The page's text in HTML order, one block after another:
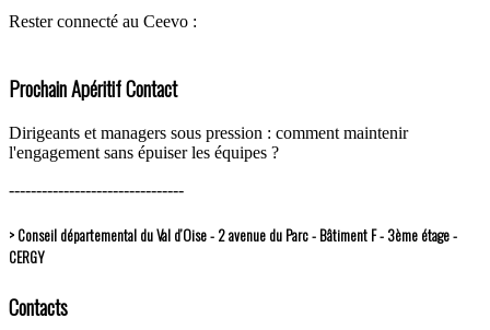
Rester connecté au Ceevo :
Prochain Apéritif Contact
Dirigeants et managers sous pression : comment maintenir
l'engagement sans épuiser les équipes ?
--------------------------------
> Conseil départemental du Val d’Oise - 2 avenue du Parc - Bâtiment F - 3ème étage -
CERGY
Contacts